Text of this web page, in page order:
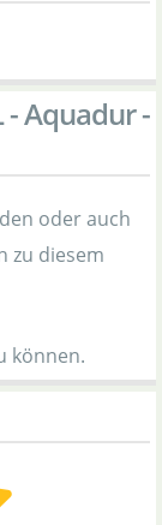
- Aquadur -
oder auch
zu diesem
können.